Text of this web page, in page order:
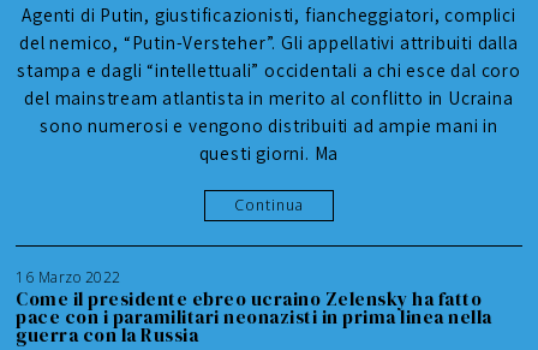
Agenti di Putin, giustificazionisti, fiancheggiatori, complici
del nemico, “Putin-Versteher”. Gli appellativi attribuiti dalla
stampa e dagli “intellettuali” occidentali a chi esce dal coro
del mainstream atlantista in merito al conflitto in Ucraina
sono numerosi e vengono distribuiti ad ampie mani in
questi giorni. Ma
Continua
16 Marzo 2022
Come il presidente ebreo ucraino Zelensky ha fatto
pace con i paramilitari neonazisti in prima linea nella
guerra con la Russia